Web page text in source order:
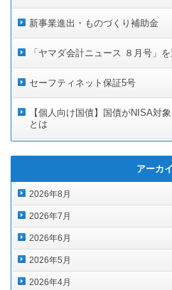
新事業進出・ものづくり補助金
「ヤマダ会計ニュース ８月号」
セーフティネット保証5号
【個人向け国債】国債がNISA対
とは
アーカ
2026年8月
2026年7月
2026年6月
2026年5月
2026年4月